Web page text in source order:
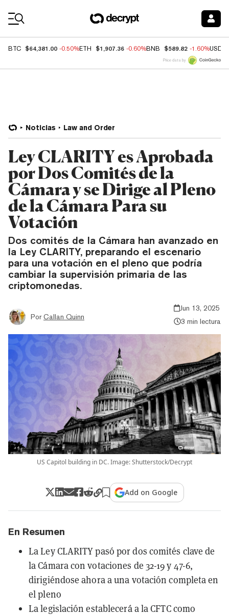
BTC $64,381.00 -0.50%ETH $1,907.36 -0.60%BNB $589.82 -1.60%USDC
Price data by
Noticias Law and Order
Ley CLARITY es Aprobada
por Dos Comités de la
Cámara y se Dirige al Pleno
de la Cámara Para su
Votación
Dos comités de la Cámara han avanzado en
la Ley CLARITY, preparando el escenario
para una votación en el pleno que podría
cambiar la supervisión primaria de las
criptomonedas.
Por Callan Quinn
Jun 13, 2025
3 min lectura
US Capitol building in DC. Image: Shutterstock/Decrypt
Add on Google
En Resumen
La Ley CLARITY pasó por dos comités clave de
la Cámara con votaciones de 32-19 y 47-6,
dirigiéndose ahora a una votación completa en
el pleno
La legislación establecerá a la CFTC como